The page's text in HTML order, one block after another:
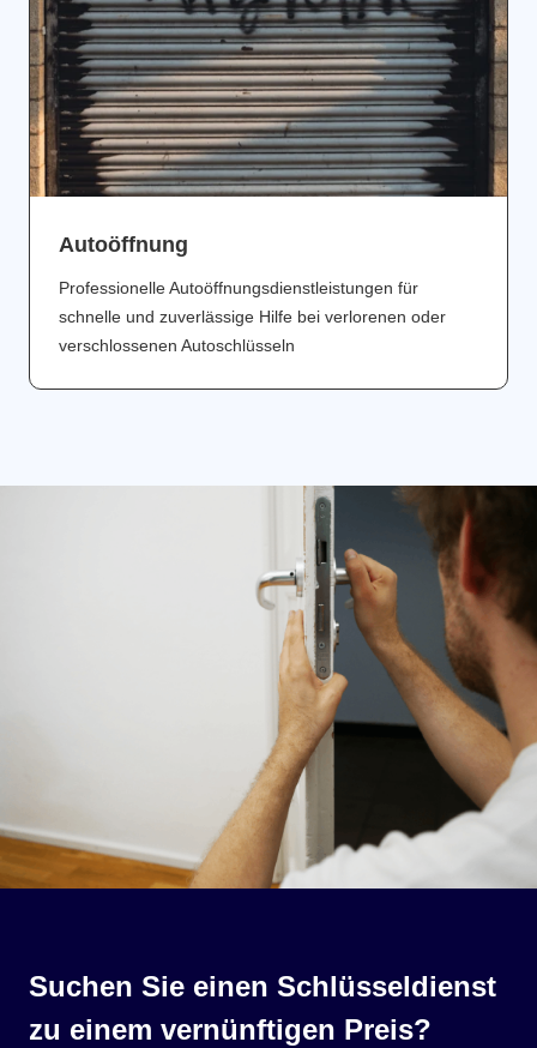
Аutoöffnung
Professionelle Autoöffnungsdienstleistungen für
schnelle und zuverlässige Hilfe bei verlorenen oder
verschlossenen Autoschlüsseln
Suchen Sie einen Schlüsseldienst
zu einem vernünftigen Preis?